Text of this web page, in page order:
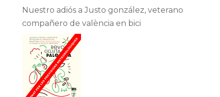
Nuestro adiós a Justo gonzález, veterano
compañero de valència en bici